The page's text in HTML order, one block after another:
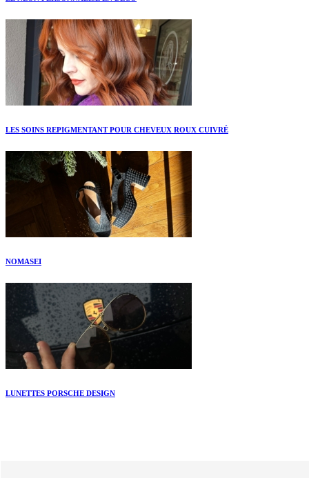
LES SOINS REPIGMENTANT POUR CHEVEUX ROUX CUIVRÉ
NOMASEI
LUNETTES PORSCHE DESIGN